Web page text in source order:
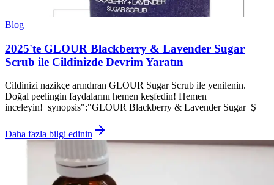
Blog
2025'te GLOUR Blackberry & Lavender Sugar
Scrub ile Cildinizde Devrim Yaratın
Cildinizi nazikçe arındıran GLOUR Sugar Scrub ile yenilenin.
Doğal peelingin faydalarını hemen keşfedin! Hemen
inceleyin! synopsis":"GLOUR Blackberry & Lavender Sugar Ş
Daha fazla bilgi edinin